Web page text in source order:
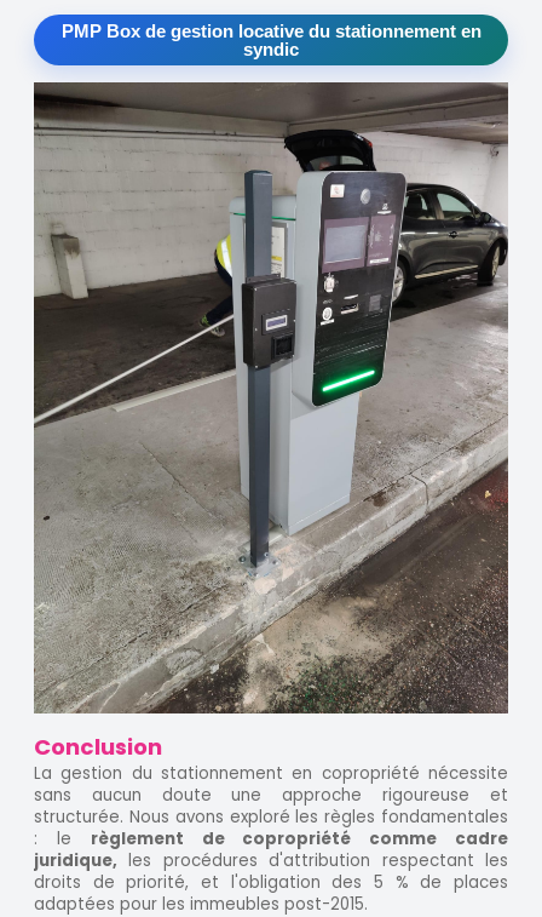
PMP Box de gestion locative du stationnement en
syndic
Conclusion
La gestion du stationnement en copropriété nécessite
sans aucun doute une approche rigoureuse et
structurée. Nous avons exploré les règles fondamentales
: le règlement de copropriété comme cadre
juridique, les procédures d'attribution respectant les
droits de priorité, et l'obligation des 5 % de places
adaptées pour les immeubles post-2015.